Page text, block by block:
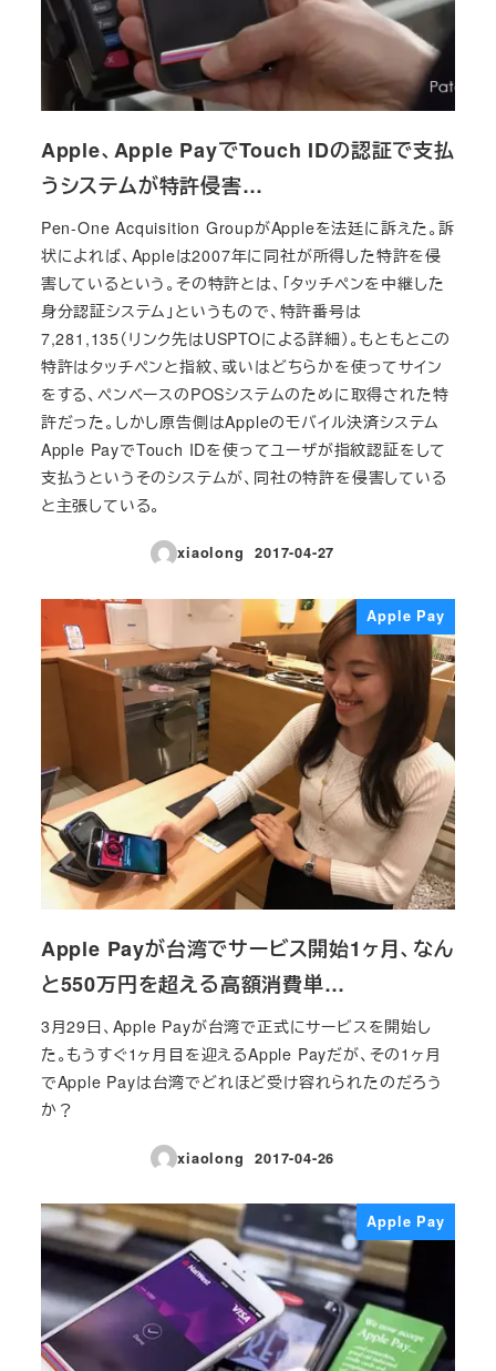
Apple、Apple PayでTouch IDの認証で支払
うシステムが特許侵害…
Pen-One Acquisition GroupがAppleを法廷に訴えた。訴
状によれば、Appleは2007年に同社が所得した特許を侵
害しているという。その特許とは、「タッチペンを中継した
身分認証システム」というもので、特許番号は
7,281,135（リンク先はUSPTOによる詳細）。もともとこの
特許はタッチペンと指紋、或いはどちらかを使ってサイン
をする、ペンベースのPOSシステムのために取得された特
許だった。しかし原告側はAppleのモバイル決済システム
Apple PayでTouch IDを使ってユーザが指紋認証をして
支払うというそのシステムが、同社の特許を侵害している
と主張している。
xiaolong
投稿日
2017-04-27
Apple Pay
Apple Payが台湾でサービス開始1ヶ月、なん
と550万円を超える高額消費単…
3月29日、Apple Payが台湾で正式にサービスを開始し
た。もうすぐ1ヶ月目を迎えるApple Payだが、その1ヶ月
でApple Payは台湾でどれほど受け容れられたのだろう
か？
xiaolong
投稿日
2017-04-26
Apple Pay